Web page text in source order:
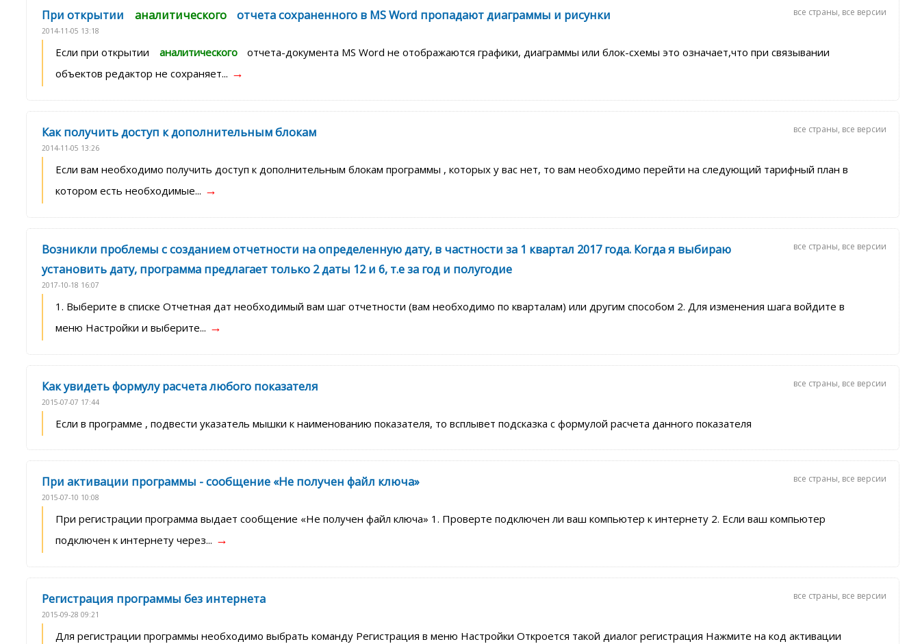
все страны, все версии
При открытии аналитического отчета сохраненного в MS Word пропадают диаграммы и рисунки
2014-11-05 13:18
Если при открытии аналитического
отчета-документа MS Word не отображаются графики, диаграммы или блок-схемы это означает,что при связывании
объектов редактор не сохраняет... →
все страны, все версии
Как получить доступ к дополнительным блокам
2014-11-05 13:26
Если вам необходимо получить доступ к дополнительным блокам программы , которых у вас нет, то вам необходимо перейти на следующий тарифный план в
котором есть необходимые... →
все страны, все версии
Возникли проблемы с созданием отчетности на определенную дату, в частности за 1 квартал 2017 года. Когда я выбираю
установить дату, программа предлагает только 2 даты 12 и 6, т.е за год и полугодие
2017-10-18 16:07
1. Выберите в списке Отчетная дат необходимый вам шаг отчетности (вам необходимо по кварталам) или другим способом 2. Для изменения шага войдите в
меню Настройки и выберите... →
все страны, все версии
Как увидеть формулу расчета любого показателя
2015-07-07 17:44
Если в программе , подвести указатель мышки к наименованию показателя, то всплывет подсказка с формулой расчета данного показателя
все страны, все версии
При активации программы - сообщение «Не получен файл ключа»
2015-07-10 10:08
При регистрации программа выдает сообщение «Не получен файл ключа» 1. Проверте подключен ли ваш компьютер к интернету 2. Если ваш компьютер
подключен к интернету через... →
все страны, все версии
Регистрация программы без интернета
2015-09-28 09:21
Для регистрации программы необходимо выбрать команду Регистрация в меню Настройки Откроется такой диалог регистрация Нажмите на код активации